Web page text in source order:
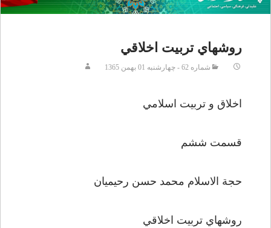
روش­هاي تربيت اخلاقي
شماره 62 - چهارشنبه 01 بهمن 1365
اخلاق و تربيت اسلامي
قسمت ششم
حجة الاسلام محمد حسن رحيميان
روش­هاي تربيت اخلاقي